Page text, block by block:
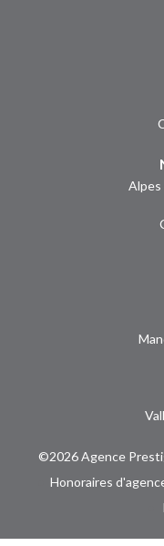
Alpes
©2026 Agence
Honoraires